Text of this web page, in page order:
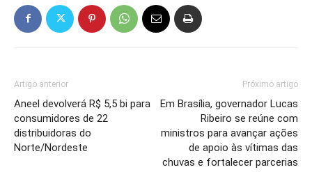
Artigo anterior
Aneel devolverá R$ 5,5 bi para
consumidores de 22
distribuidoras do
Norte/Nordeste
Próximo artigo
Em Brasília, governador Lucas
Ribeiro se reúne com
ministros para avançar ações
de apoio às vítimas das
chuvas e fortalecer parcerias